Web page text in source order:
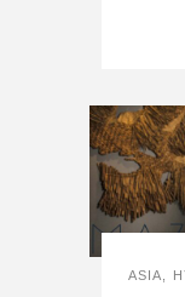
ASIA